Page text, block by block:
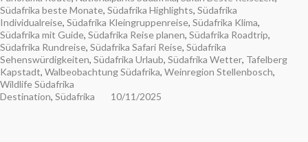
Südafrika beste Monate, Südafrika Highlights, Südafrika
Individualreise, Südafrika Kleingruppenreise, Südafrika Klima,
Südafrika mit Guide, Südafrika Reise planen, Südafrika Roadtrip,
Südafrika Rundreise, Südafrika Safari Reise, Südafrika
Sehenswürdigkeiten, Südafrika Urlaub, Südafrika Wetter, Tafelberg
Kapstadt, Walbeobachtung Südafrika, Weinregion Stellenbosch,
Wildlife Südafrika
Destination, Südafrika 10/11/2025